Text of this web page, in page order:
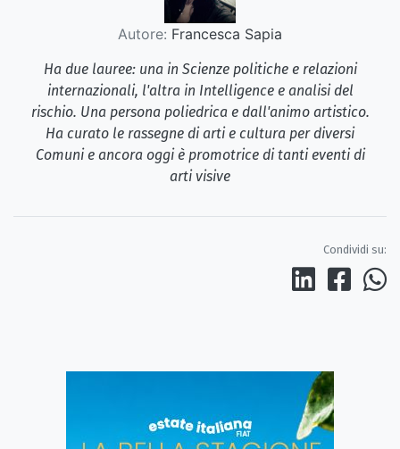
Autore: Francesca Sapia
Ha due lauree: una in Scienze politiche e relazioni
internazionali, l'altra in Intelligence e analisi del
rischio. Una persona poliedrica e dall'animo artistico.
Ha curato le rassegne di arti e cultura per diversi
Comuni e ancora oggi è promotrice di tanti eventi di
arti visive
Condividi su: